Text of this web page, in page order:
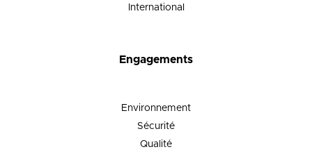
International
Engagements
Environnement
Sécurité
Qualité